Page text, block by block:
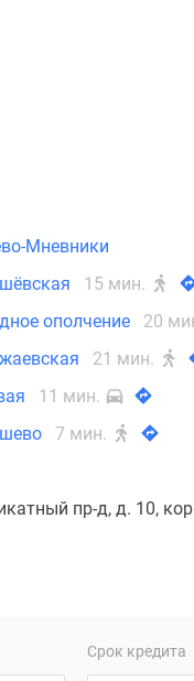
Мневники
15 мин.
ополчение
20
21 мин.
11 мин.
7 мин.
пр-д, д. 10,
Срок кредита